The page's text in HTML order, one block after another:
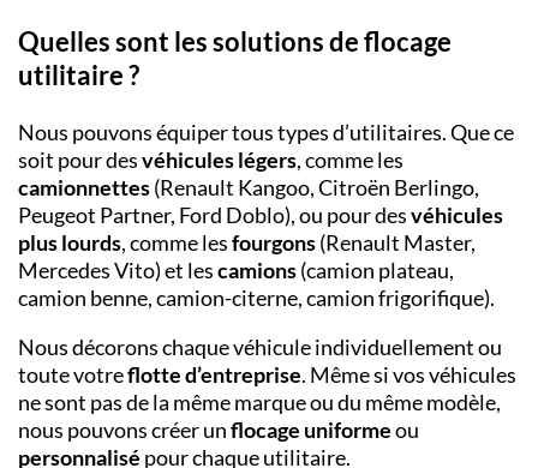
Quelles sont les solutions de flocage
utilitaire ?
Nous pouvons équiper tous types d’utilitaires. Que ce
soit pour desvéhicules légers, comme les
camionnettes(Renault Kangoo, Citroën Berlingo,
Peugeot Partner, Ford Doblo), ou pour desvéhicules
plus lourds, comme lesfourgons(Renault Master,
Mercedes Vito) et lescamions(camion plateau,
camion benne, camion-citerne, camion frigorifique).
Nous décorons chaque véhicule individuellement ou
toute votreflotte d’entreprise. Même si vos véhicules
ne sont pas de la même marque ou du même modèle,
nous pouvons créer unflocage uniformeou
personnalisé pour chaque utilitaire.